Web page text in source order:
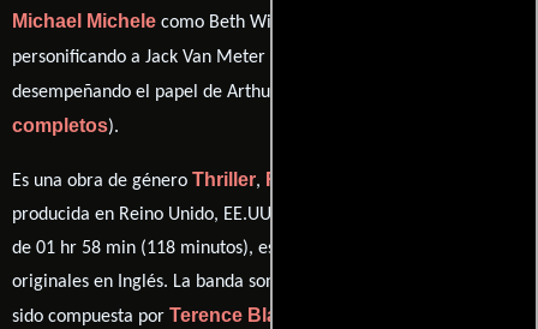
Michael Michele como Beth Williamson,
personificando a Jack Van Meter y
desempeñando el papel de Arthur Holland (
completos).
Es una obra de género Thriller, Romance
producida en Reino Unido, EE.UU. y Alemania. Con una duración
de 01 hr 58 min (118 minutos), esta película tiene diálogos
originales en Inglés. La banda sonora para esta producción ha
sido compuesta por Terence Blanchard